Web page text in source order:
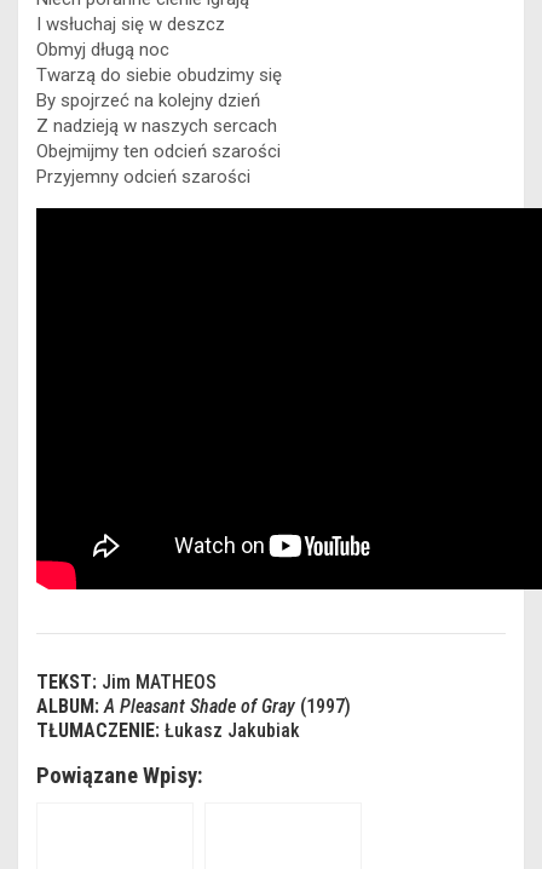
I wsłuchaj się w deszcz
Obmyj długą noc
Twarzą do siebie obudzimy się
By spojrzeć na kolejny dzień
Z nadzieją w naszych sercach
Obejmijmy ten odcień szarości
Przyjemny odcień szarości
TEKST: Jim MATHEOS
ALBUM: A Pleasant Shade of Gray (1997)
TŁUMACZENIE: Łukasz Jakubiak
Powiązane Wpisy: